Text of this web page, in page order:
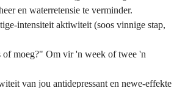
en waterretensie te verminder.
intensiteit aktiwiteit (soos vinnige stap,
of moeg?" Om vir 'n week of twee 'n
van jou antidepressant en newe-effekte